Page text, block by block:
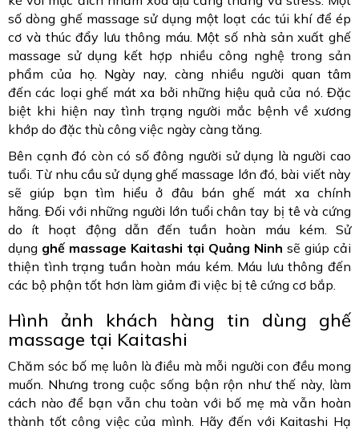
số dòng ghế massage sử dụng một loạt các túi khí để ép
cơ và thúc đẩy lưu thông máu. Một số nhà sản xuất ghế
massage sử dụng kết hợp nhiều công nghệ trong sản
phẩm của họ. Ngày nay, càng nhiều người quan tâm
đến các loại ghế mát xa bởi những hiệu quả của nó. Đặc
biệt khi hiện nay tình trạng người mắc bệnh về xương
khớp do đặc thù công việc ngày càng tăng.
Bên cạnh đó còn có số đông người sử dụng là người cao
tuổi. Từ nhu cầu sử dụng ghế massage lớn đó, bài viết này
sẽ giúp bạn tìm hiểu ở đâu bán ghế mát xa chính
hãng. Đối với những người lớn tuổi chân tay bị tê và cứng
do ít hoạt động dẫn đến tuần hoàn máu kém. Sử
dụng ghế massage Kaitashi tại Quảng Ninh sẽ giúp cải
thiện tình trạng tuần hoàn máu kém. Máu lưu thông đến
các bộ phận tốt hơn làm giảm đi việc bị tê cứng cơ bắp.
Hình ảnh khách hàng tin dùng ghế
massage tại Kaitashi
Chăm sóc bố mẹ luôn là điều mà mỗi người con đều mong
muốn. Nhưng trong cuộc sống bận rộn như thế này, làm
cách nào để bạn vẫn chu toàn với bố mẹ mà vẫn hoàn
thành tốt công việc của mình. Hãy đến với Kaitashi Hạ